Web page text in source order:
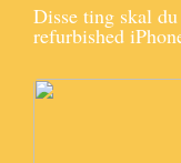
Disse ting skal
refurbished